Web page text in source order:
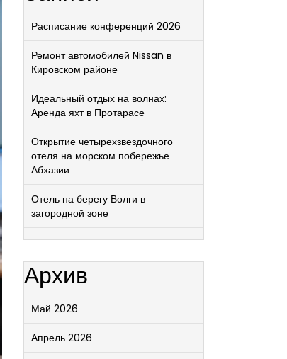
Расписание конференций 2026
Ремонт автомобилей Nissan в
Кировском районе
Идеальный отдых на волнах:
Аренда яхт в Протарасе
Открытие четырехзвездочного
отеля на морском побережье
Абхазии
Отель на берегу Волги в
загородной зоне
Архив
Май 2026
Апрель 2026